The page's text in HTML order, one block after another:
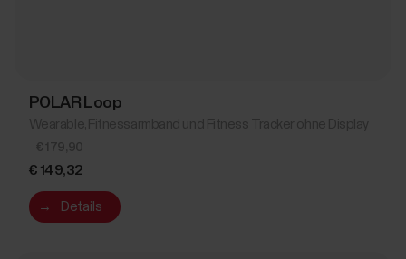
POLAR Loop
€ 149,32
→ Details